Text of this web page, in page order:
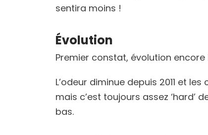
sentira moins !
Évolution
Premier constat, évolution encore
L’odeur diminue depuis 2011 et
mais c’est toujours assez ‘hard’
bas.